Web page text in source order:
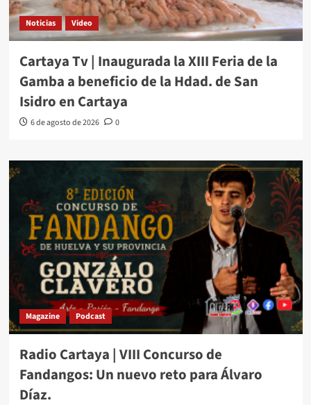
Noticias Video
Cartaya Tv | Inaugurada la XIII Feria de la
Gamba a beneficio de la Hdad. de San
Isidro en Cartaya
6 de agosto de 2026 0
Magazine Podcast
Radio Cartaya | VIII Concurso de
Fandangos: Un nuevo reto para Álvaro
Díaz.